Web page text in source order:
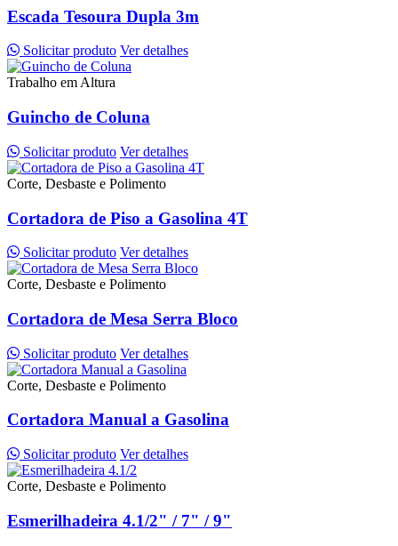
Escada Tesoura Dupla 3m
Solicitar produto Ver detalhes
Trabalho em Altura
Guincho de Coluna
Solicitar produto Ver detalhes
Corte, Desbaste e Polimento
Cortadora de Piso a Gasolina 4T
Solicitar produto Ver detalhes
Corte, Desbaste e Polimento
Cortadora de Mesa Serra Bloco
Solicitar produto Ver detalhes
Corte, Desbaste e Polimento
Cortadora Manual a Gasolina
Solicitar produto Ver detalhes
Corte, Desbaste e Polimento
Esmerilhadeira 4.1/2" / 7" / 9"